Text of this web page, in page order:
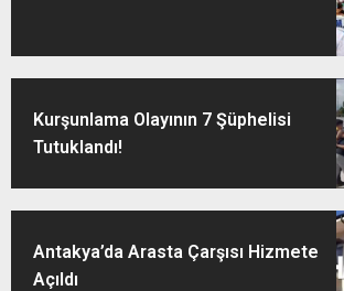
Kurşunlama Olayının 7 Şüphelisi
Tutuklandı!
Antakya’da Arasta Çarşısı Hizmete
Açıldı